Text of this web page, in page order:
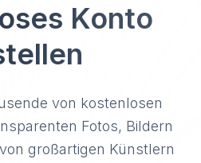
Konto
von kostenlosen
Fotos, Bildern
großartigen Künstlern